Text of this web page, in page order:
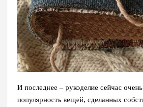
И последнее – рукоделие сейчас
популярность вещей, сделанных